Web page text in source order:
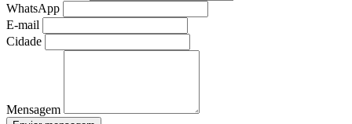
WhatsApp
E-mail
Cidade
Mensagem